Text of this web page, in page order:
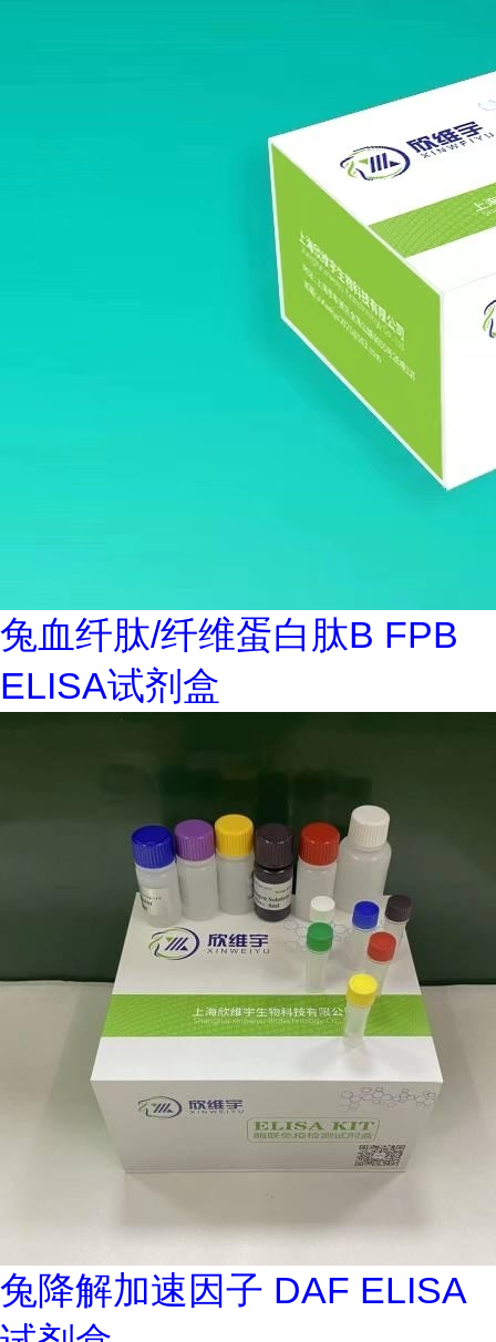
兔血纤肽/纤维蛋白肽B FPB
ELISA试剂盒
兔降解加速因子 DAF ELISA